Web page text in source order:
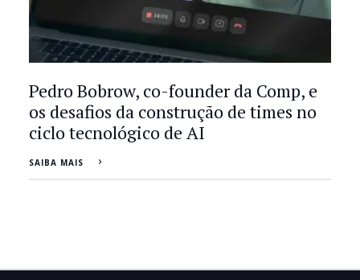
Pedro Bobrow, co-founder da Comp, e
os desafios da construção de times no
ciclo tecnológico de AI
SAIBA MAIS